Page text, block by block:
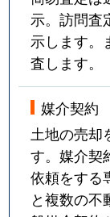
示。訪問査
示します。
査します。
媒介契約
土地の売却
す。媒介契
依頼をする
と複数の不